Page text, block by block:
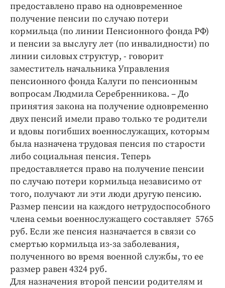
ПРОЕКТЫ
Блоги
Издания
Медиаперсона
Интересное чтиво
Клиника года
Бренд года
Работодатель года
предоставлено право на одновременное
получение пенсии по случаю потери
кормильца (по линии Пенсионного фонда РФ)
и пенсии за выслугу лет (по инвалидности) по
линии силовых структур, - говорит
заместитель начальника Управления
пенсионного фонда Калуги по пенсионным
вопросам Людмила Серебренникова. – До
принятия закона на получение одновременно
двух пенсий имели право только те родители
и вдовы погибших военнослужащих, которым
была назначена трудовая пенсия по старости
либо социальная пенсия. Теперь
предоставляется право на получение пенсии
по случаю потери кормильца независимо от
того, получают ли эти люди другую пенсию.
Размер пенсии на каждого нетрудоспособного
члена семьи военнослужащего составляет 5765
руб. Если же пенсия назначается в связи со
смертью кормильца из-за заболевания,
полученного во время военной службы, то ее
размер равен 4324 руб.
Для назначения второй пенсии родителям и